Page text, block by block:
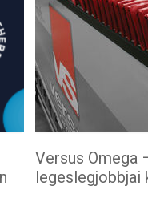
Versus Omega